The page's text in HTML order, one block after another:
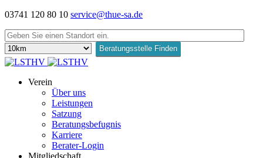
03741 120 80 10 service@thue-sa.de
Verein
Über uns
Leistungen
Satzung
Beratungsbefugnis
Karriere
Berater-Login
Mitgliedschaft